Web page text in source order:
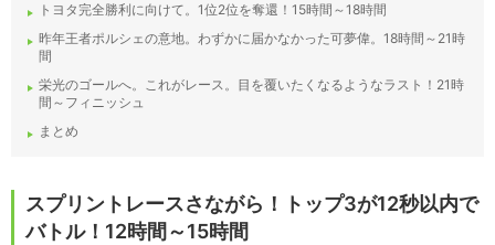
トヨタ完全勝利に向けて。1位2位を奪還！15時間～18時間
昨年王者ポルシェの意地。わずかに届かなかった可夢偉。18時間～21時
間
栄光のゴールへ。これがレース。目を覆いたくなるようなラスト！21時
間～フィニッシュ
まとめ
スプリントレースさながら！トップ3が12秒以内で
バトル！12時間～15時間